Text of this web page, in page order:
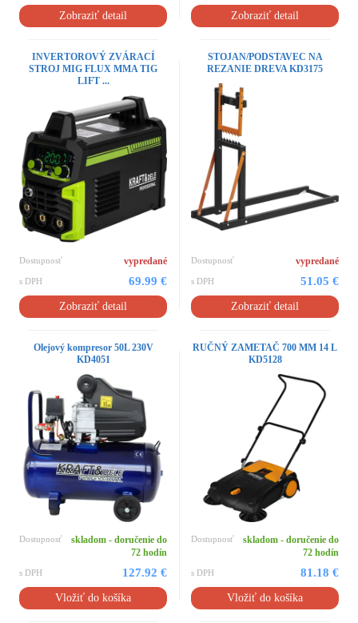
Zobraziť detail Zobraziť detail
INVERTOROVÝ ZVÁRACÍ
STROJ MIG FLUX MMA TIG
LIFT ...
Dostupnosť vypredané
s DPH 69.99 €
Zobraziť detail
STOJAN/PODSTAVEC NA
REZANIE DREVA KD3175
Dostupnosť vypredané
s DPH 51.05 €
Zobraziť detail
Olejový kompresor 50L 230V
KD4051
Dostupnosť
skladom - doručenie do
72 hodín
s DPH 127.92 €
Vložiť do košíka
RUČNÝ ZAMETAČ 700 MM 14 L
KD5128
Dostupnosť
skladom - doručenie do
72 hodín
s DPH 81.18 €
Vložiť do košíka